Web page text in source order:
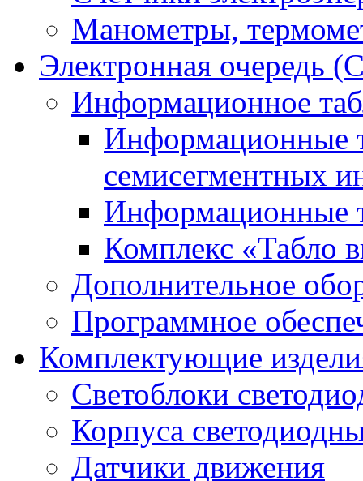
Манометры,
Электронная очередь
Информационное
Информационные
семисегментных
Информационные
Комплекс «Табло
Дополнительное
Программное
Комплектующие
Светоблоки
Корпуса
Датчики движения